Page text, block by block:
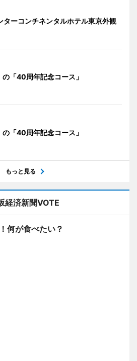
ターコンチネンタルホテル東京外観
の「40周年記念コース」
の「40周年記念コース」
もっと見る
経済新聞VOTE
何が食べたい？